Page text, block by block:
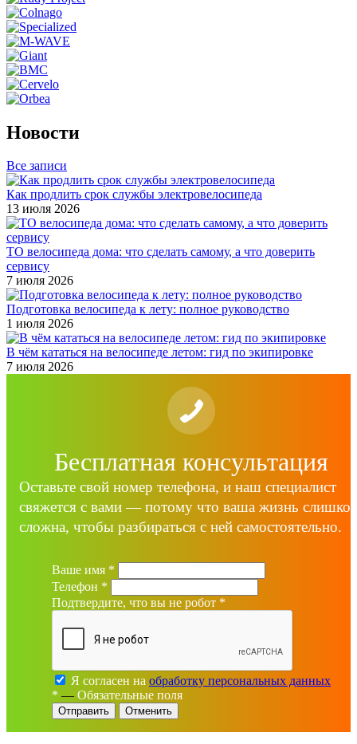
Новости
Все записи
Как продлить срок службы электровелосипеда
13 июля 2026
ТО велосипеда дома: что сделать самому, а что доверить
сервису
7 июля 2026
Подготовка велосипеда к лету: полное руководство
1 июля 2026
В чём кататься на велосипеде летом: гид по экипировке
7 июля 2026
Бесплатная консультация
Оставьте свой номер телефона, и наш специалист
свяжется с вами — потому что ваша жизнь
сложна, чтобы разбираться с ней самостоятельно.
Ваше имя *
Телефон *
Подтвердите, что вы не робот *
Я согласен на обработку персональных данных
* — Обязательные поля
Отменить